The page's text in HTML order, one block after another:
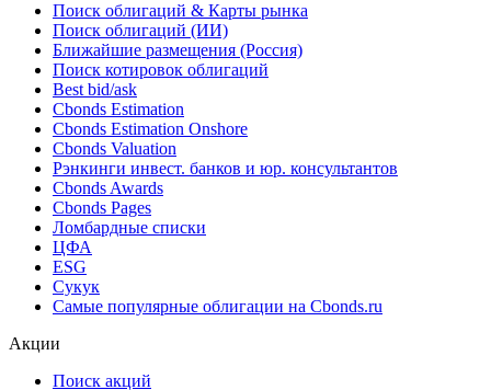
Поиск облигаций & Карты рынка
Поиск облигаций (ИИ)
Ближайшие размещения (Россия)
Поиск котировок облигаций
Best bid/ask
Cbonds Estimation
Cbonds Estimation Onshore
Cbonds Valuation
Рэнкинги инвест. банков и юр. консультантов
Cbonds Awards
Cbonds Pages
Ломбардные списки
ЦФА
ESG
Сукук
Самые популярные облигации на Cbonds.ru
Акции
Поиск акций